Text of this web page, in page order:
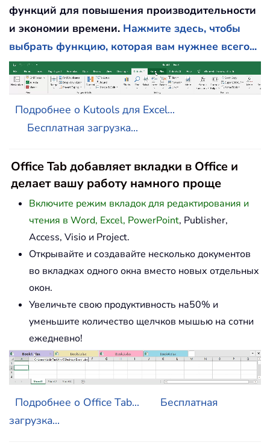
функций для повышения производительности
и экономии времени. Нажмите здесь, чтобы
выбрать функцию, которая вам нужнее всего...
Подробнее о Kutools для Excel...
Бесплатная загрузка...
Office Tab добавляет вкладки в Office и
делает вашу работу намного проще
Включите режим вкладок для редактирования и
чтения в Word, Excel, PowerPoint, Publisher,
Access, Visio и Project.
Открывайте и создавайте несколько документов
во вкладках одного окна вместо новых отдельных
окон.
Увеличьте свою продуктивность на50% и
уменьшите количество щелчков мышью на сотни
ежедневно!
Подробнее о Office Tab...
Бесплатная
загрузка...